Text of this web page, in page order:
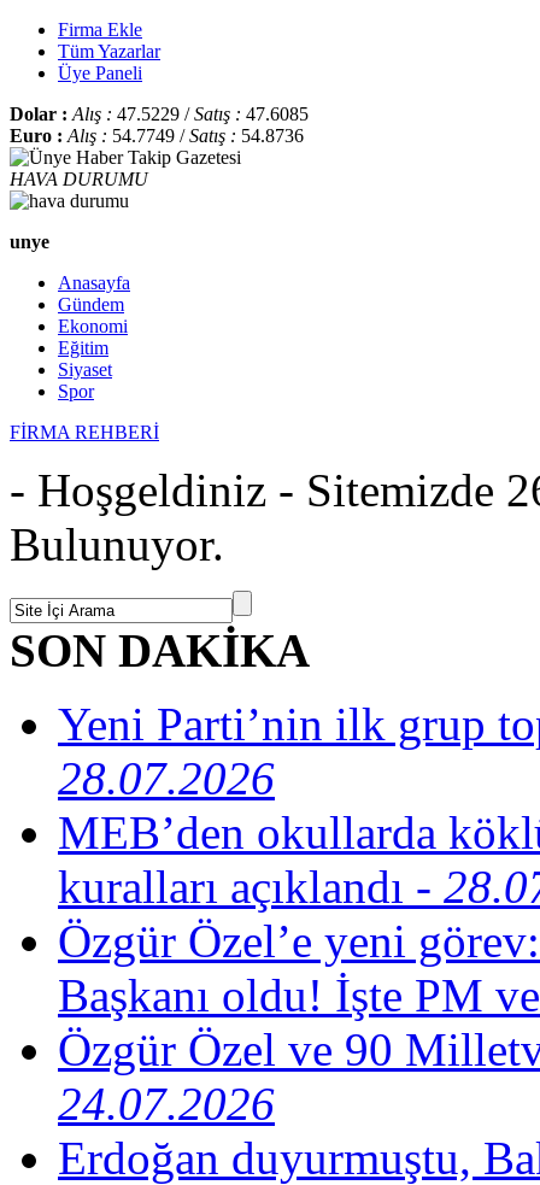
Firma Ekle
Tüm Yazarlar
Üye Paneli
Dolar : Alış : 47.5229 /Satış : 47.6085
Euro : Alış : 54.7749 /Satış : 54.8736
HAVA DURUMU
unye
Anasayfa
Gündem
Ekonomi
Eğitim
Siyaset
Spor
FİRMA REHBERİ
- Hoşgeldiniz - Sitemizde
Bulunuyor.
SON DAKİKA
Yeni Parti’nin ilk grup
28.07.2026
MEB’den okullarda
kuralları açıklandı -
Özgür Özel’e yeni
Başkanı oldu! İşte PM
Özgür Özel ve 90
24.07.2026
Erdoğan duyurmuştu,